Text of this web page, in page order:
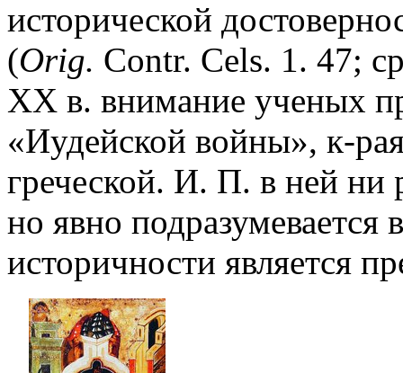
исторической
(Orig. Contr. Cels. 1. 47;
XX в. внимание ученых
«Иудейской войны», к-
греческой. И. П. в ней ни
но явно подразумевается
историчности является